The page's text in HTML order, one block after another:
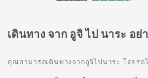
เดินทาง จาก อูจิ ไป นาระ อย่
คุณสามารถเดินทางจากอูจิไปนาระ โดยรถ